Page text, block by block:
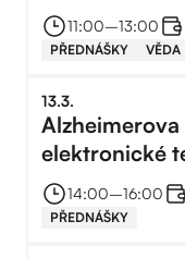
11:00–⁠13:00
PŘEDNÁŠKY VĚDA
13.3.
elektronické
mozku
14:00–⁠16:00
PŘEDNÁŠKY